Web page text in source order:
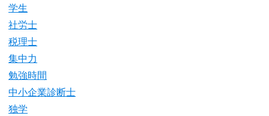
学生
社労士
税理士
集中力
勉強時間
中小企業診断士
独学